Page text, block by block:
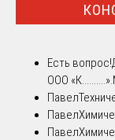
Есть вопрос!
ООО
Павел
Павел
Павел